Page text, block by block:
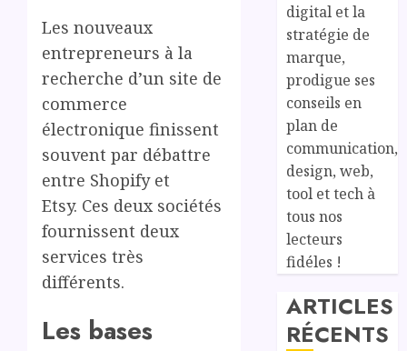
Les nouveaux
entrepreneurs à la
recherche d’un site de
commerce
électronique finissent
souvent par débattre
entre Shopify et
Etsy. Ces deux sociétés
fournissent deux
services très
différents.
Les bases
digital et la
stratégie de
marque,
prodigue ses
conseils en
plan de
communication,
design, web,
tool et tech à
tous nos
lecteurs
fidéles !
ARTICLES
RÉCENTS